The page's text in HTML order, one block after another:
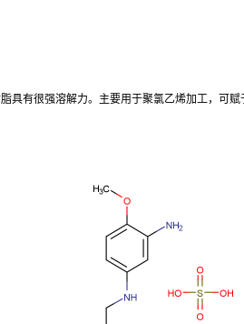
有很强溶解力。主要用于聚氯乙烯加工，可